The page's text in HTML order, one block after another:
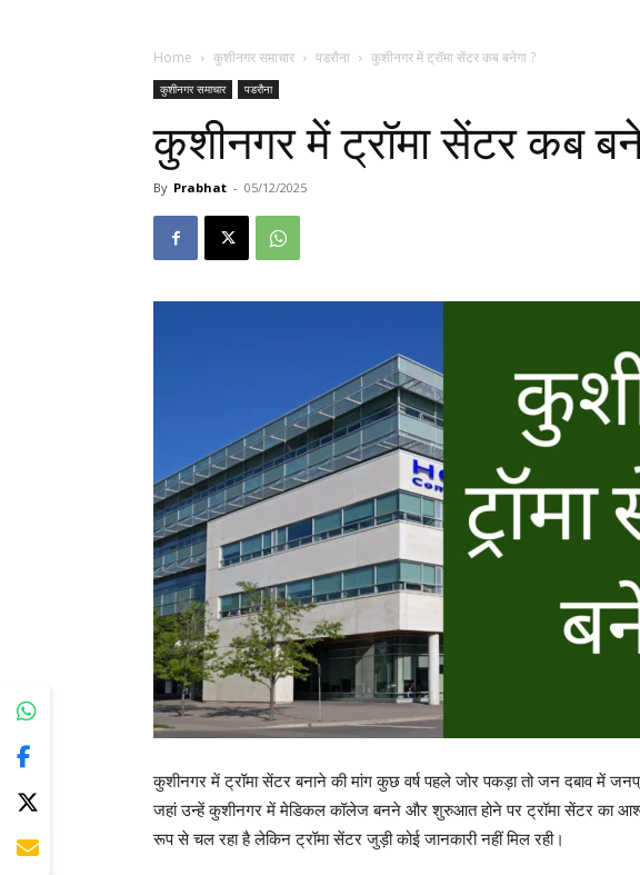
Home कुशीनगर समाचार पडरौना कुशीनगर में ट्रॉमा सेंटर कब बनेगा ?
कुशीनगर समाचार पडरौना
कुशीनगर में ट्रॉमा सेंटर कब
By Prabhat - 05/12/2025
कुशीनगर में ट्रॉमा सेंटर बनाने की मांग कुछ वर्ष पहले जोर पकड़ा तो जन दबाव में
जहां उन्हें कुशीनगर में मेडिकल कॉलेज बनने और शुरुआत होने पर ट्रॉमा सेंटर का
रूप से चल रहा है लेकिन ट्रॉमा सेंटर जुड़ी कोई जानकारी नहीं मिल रही।